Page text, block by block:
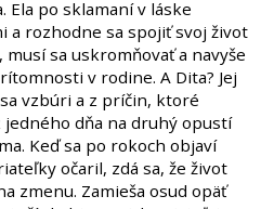
Ela po sklamaní v láske
a rozhodne sa spojiť svoj život
sa uskromňovať a navyše
v rodine. A Dita? Jej
vzbúri a z príčin, ktoré
dňa na druhý opustí
Keď sa po rokoch objaví
očaril, zdá sa, že život
zmenu. Zamieša osud opäť